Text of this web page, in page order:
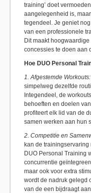
training’ doet
aangelegenheid is,
tegendeel. Je geniet
van een professionele
Dit maakt
concessies te doen aan
Hoe DUO Personal
1. Afgestemde Workouts:
simpelweg dezelfde
Integendeel, de
behoeften en doelen
profiteert elk lid van de
samen werken aan hun
2. Competitie en
kan de
DUO Personal Training
concurrentie
maar ook voor extra
wordt de nadruk gelegd
van de een bijdraagt